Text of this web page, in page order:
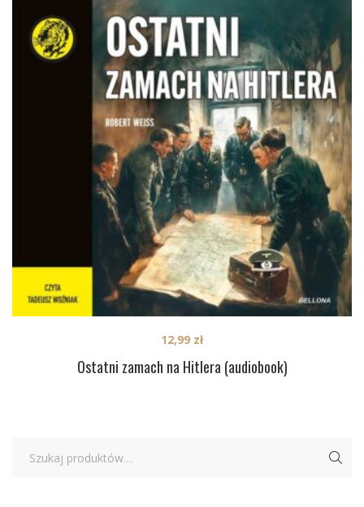
Ostatni zamach na Hitlera (audiobook)
12,99 zł